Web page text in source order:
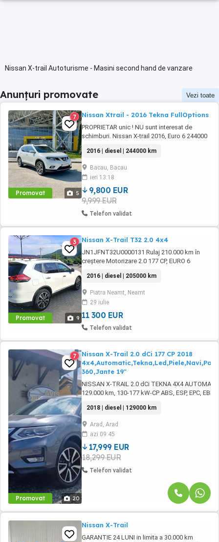
Nissan X-trail Autoturisme - Masini second hand de vanzare
Anunțuri promovate Vezi toate
Promovat 5
7 Nissan Xtrail - 2016 Tekna FullOptions
PROPRIETAR unic ! NU sunt interesat de
schimburi. Nissan X-trail 2016, Euro 6 244000
Motorizare PureDrive 1.6 dCi 130CP Distributie
pe lant Cutie manuala 6+1 Unic proprietar în
România (1 proprietar în străinătate , mașina a
fost cumpărată de ...
2016 | diesel | 244000 km
Bacau, Bacau
ieri 13:18
9,800 EUR
9,999 EUR
Telefon validat
Promovat 9
3 Nissan X-Trail T32 2.0 4x4
JN1JFNT32U0000131 Rulaj 210.000 km în
creștere Motorizare 2.0 177 CP, EURO 6
Daylight LED; Proiectoare Ceață; Trapă
Panoramică Electrica LaneAssist Menținere
bandă; SideAssist Asistență unghi mort;
LightAssist Fază lungă automată; SignAssist
Recunoaște semnele ...
2016 | diesel | 205000 km
Piatra Neamt, Neamt
29 iulie
11 300 EUR
Telefon validat
Promovat 20
7
Nissan X-Trail 2.0 dCi 177 CP 2018
360,Jante 19"
NISSAN X-TRAIL 2.0 dCi TEKNA 4X4
129.000 km, 130-177 kW-CP ABS, ESP, EPC,
diferential blocabil si actionare la buton, lumini
LED, KEYLESS ENTRY-GO, START-STOP motor, ...
2018 | diesel | 129000 km
Arad, Arad
azi 09:45
17,999 EUR
18,299 EUR
Telefon validat
Nissan X-Trail
GARANTIE 24 LUNI in limita a 30.000 km